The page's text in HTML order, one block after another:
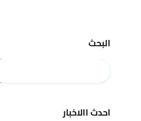
البحث
احدث االاخبار